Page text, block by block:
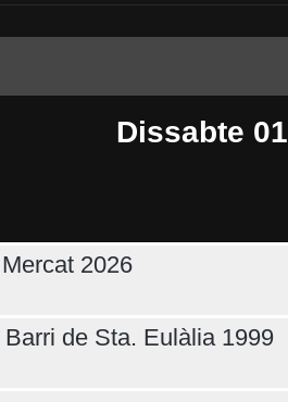
Dissabte 01
Dimarts 04
2026
de Sta. Eulàlia 1999